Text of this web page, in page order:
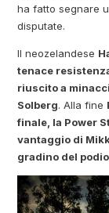
ha fatto segnare
disputate.
Il neozelandese
tenace
riuscito a
Solberg. Alla fine
finale, la Power
vantaggio di
gradino del